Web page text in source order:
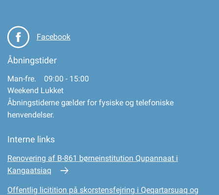
Facebook
Åbningstider
Man-fre. 09:00 - 15:00
Weekend Lukket
Åbningstiderne gælder for fysiske og telefoniske
henvendelser.
Interne links
Renovering af B-861 børneinstitution Qupannaat i
Kangaatsiaq
Offentlig licitition på skorstensfejring i Qeqartarsuaq og